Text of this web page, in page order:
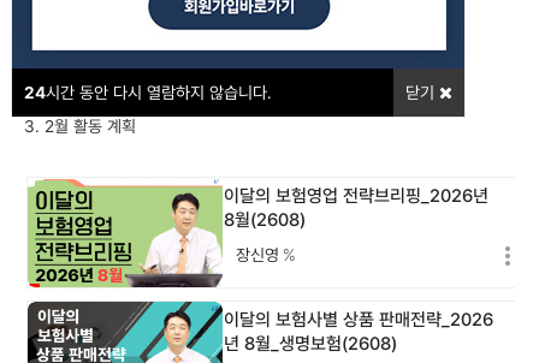
24시간 동안 다시 열람하지 않습니다. 닫기
1. 2026년 2월 보험뉴스
2. 2월 영업 전략
3. 2월 활동 계획
이달의 보험영업 전략브리핑_2026년
8월(2608)
장신영 %
이달의 보험사별 상품 판매전략_2026
년 8월_생명보험(2608)